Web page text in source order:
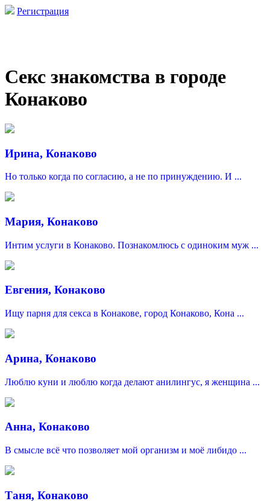
Регистрация
Секс знакомства в городе
Конаково
Ирина, Конаково
Но только когда по согласию, а не по принуждению. И ...
Мария, Конаково
Интим услуги в Конаково. Познакомлюсь с одиноким муж ...
Евгения, Конаково
Ищу парня для секса в Конакове, город Конаково, Кона ...
Арина, Конаково
Люблю куни и люблю когда делают анилингус, я женщина ...
Анна, Конаково
В смысле всё что позволяет мой организм и моё либидо ...
Таня, Конаково